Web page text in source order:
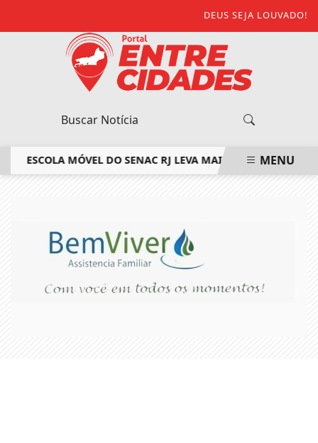
DEUS SEJA LOUVADO!
ESCOLA MÓVEL DO SENAC RJ LEVA MAIS DE 160 VAGAS EM
MENU